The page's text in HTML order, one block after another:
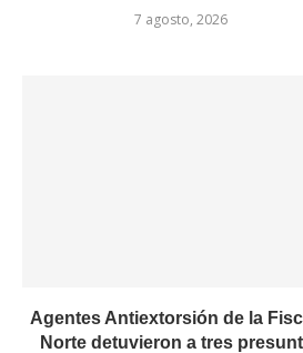
7 agosto, 2026
Agentes Antiextorsión de la
Norte detuvieron a tres